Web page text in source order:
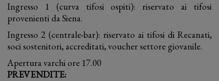
Ingresso 1 (curva tifosi ospiti): riservato ai tifosi
provenienti da Siena.
Ingresso 2 (centrale-bar): riservato ai tifosi di Recanati,
soci sostenitori, accreditati, voucher settore giovanile.
Apertura varchi ore 17.00
PREVENDITE: